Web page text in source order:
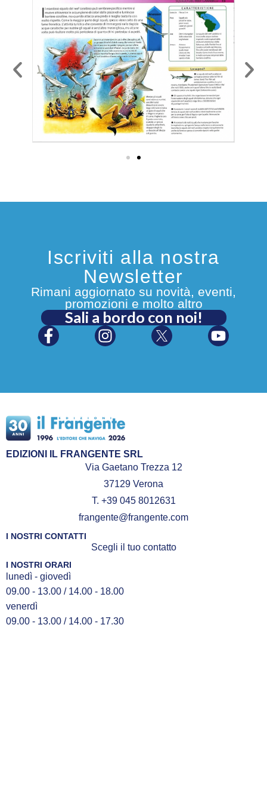
Iscriviti alla nostra
Newsletter
Rimani aggiornato su novità, eventi,
promozioni e molto altro
Sali a bordo con noi!
EDIZIONI IL FRANGENTE SRL
Via Gaetano Trezza 12
37129 Verona
T. +39 045 8012631
frangente@frangente.com
I NOSTRI CONTATTI
Scegli il tuo contatto
I NOSTRI ORARI
lunedì - giovedì
09.00 - 13.00 / 14.00 - 18.00
venerdì
09.00 - 13.00 / 14.00 - 17.30